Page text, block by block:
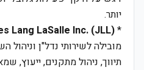
יותר.
*
Lang LaSalle Inc. (JLL)
מובילה לשירותי נדל"ן וניהול